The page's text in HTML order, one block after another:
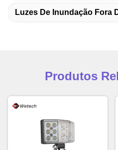
Luzes De Inundação Fora
Produtos